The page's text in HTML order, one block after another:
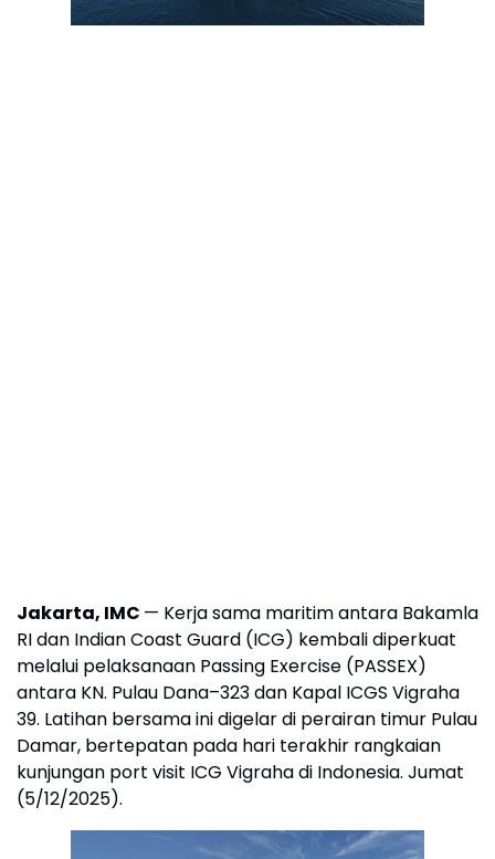
Jakarta, IMC — Kerja sama maritim antara Bakamla
RI dan Indian Coast Guard (ICG) kembali diperkuat
melalui pelaksanaan Passing Exercise (PASSEX)
antara KN. Pulau Dana–323 dan Kapal ICGS Vigraha
39. Latihan bersama ini digelar di perairan timur Pulau
Damar, bertepatan pada hari terakhir rangkaian
kunjungan port visit ICG Vigraha di Indonesia. Jumat
(5/12/2025).